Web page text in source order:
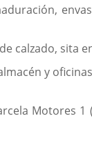
calzado, sita
y
Motores